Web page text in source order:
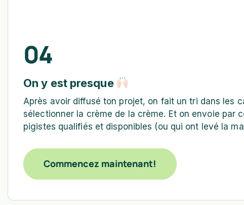
04
On y est presque
Après avoir diffusé ton projet, on fait un tri dans les
sélectionner la crème de la crème. Et on envoie par
pigistes qualifiés et disponibles (ou qui ont levé la
Commencez maintenant!